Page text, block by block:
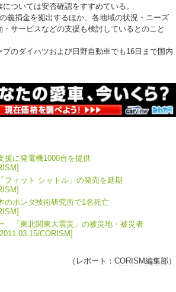
ついては安否確認をすすめている。
義捐金を拠出するほか、各地域の状況・ニーズ
サービスなどの支援も検討しているとのこと
のダイハツおよび日野自動車でも16日まで国内
援に発電機1000台を提供
フィット シャトル」の発売を延期
のホンダ技術研究所で1名死亡
、「東北関東大震災」の被災地・被災者
CORISM]
（レポート： CORISM編集部）